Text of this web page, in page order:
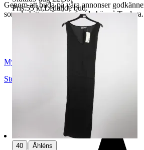
Genom att buda på våra annonser
som du hittar på vår infosida här på Tradera.
Myrorna
Stockholm
Pris:55 kr,Ledande bud.
40 | Åhléns